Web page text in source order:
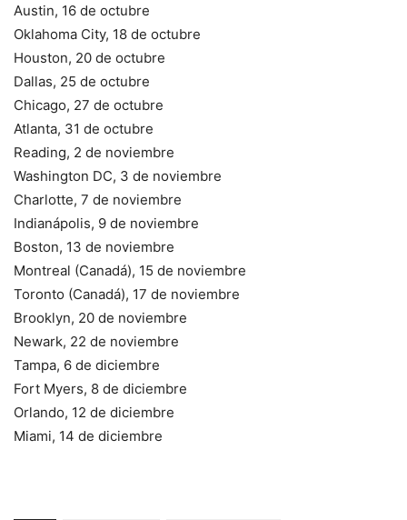
Austin, 16 de octubre
Oklahoma City, 18 de octubre
Houston, 20 de octubre
Dallas, 25 de octubre
Chicago, 27 de octubre
Atlanta, 31 de octubre
Reading, 2 de noviembre
Washington DC, 3 de noviembre
Charlotte, 7 de noviembre
Indianápolis, 9 de noviembre
Boston, 13 de noviembre
Montreal (Canadá), 15 de noviembre
Toronto (Canadá), 17 de noviembre
Brooklyn, 20 de noviembre
Newark, 22 de noviembre
Tampa, 6 de diciembre
Fort Myers, 8 de diciembre
Orlando, 12 de diciembre
Miami, 14 de diciembre